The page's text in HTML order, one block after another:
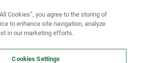
Ubicación
Cookies”, you agree to the storing of
to enhance site navigation, analyze
in our marketing efforts.
Cookies Settings